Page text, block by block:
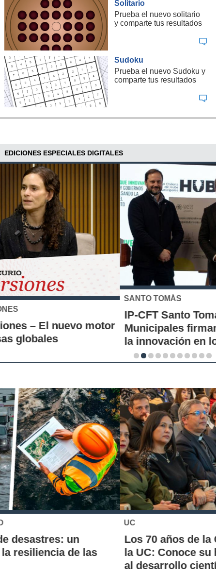
Solitario
Prueba el nuevo solitario
y comparte tus resultados
Sudoku
Prueba el nuevo Sudoku y
comparte tus resultados
EDICIONES ESPECIALES DIGITALES
SANTO TOMÁS
IP-CFT Santo Tomás y Red de Hubs
Municipales firman alianza para impulsar
la innovación en los territorios
Los 70 años de la Carrera de Química de
la UC: Conoce su historia, hitos y aporte
al desarrollo científico del país